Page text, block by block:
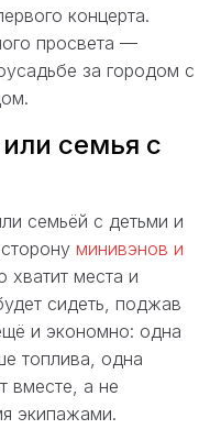
концерта.
просвета —
за городом с
семья с
семьёй с детьми и
минивэнов и
хватит места и
сидеть, поджав
и экономно: одна
топлива, одна
вместе, а не
экипажами.